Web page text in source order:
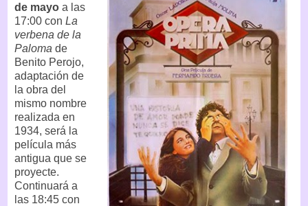
de mayo a las
17:00 con La
verbena de la
Paloma de
Benito Perojo,
adaptación de
la obra del
mismo nombre
realizada en
1934, será la
película más
antigua que se
proyecte.
Continuará a
las 18:45 con